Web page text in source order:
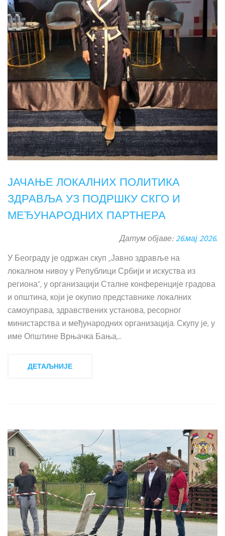
ЈАЧАЊЕ ЛОКАЛНИХ ПОЛИТИКА
ЗДРАВЉА УЗ ПОДРШКУ СКГО И
МЕЂУНАРОДНИХ ПАРТНЕРА
Датум објаве:26.мај 2026.
У Београду је одржан скуп „Јавно здравље на
локалном нивоу у Републици Србији и искуства из
региона“, у организацији Сталне конференције градова
и општина, који је окупио представнике локалних
самоуправа, здравствених установа, ресорног
министарства и међународних организација. Скупу је, у
име Општине Врњачка Бања,...
ДЕТАЉНИЈЕ